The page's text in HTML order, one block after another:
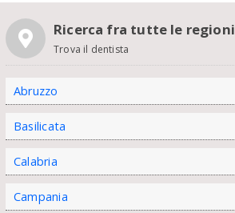
Ricerca fra tutte le regioni
Trova il dentista
Abruzzo
Basilicata
Calabria
Campania